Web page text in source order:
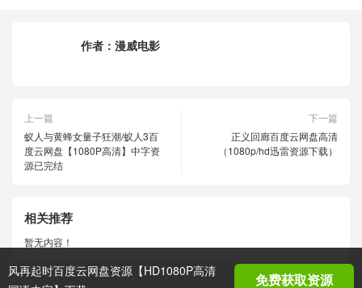
风再起时百度云网盘资源【HD1080P高清
免费获取资源
作者： 漫威电影
上一篇
蚁人与黄蜂女量子狂潮/蚁人3百
度云网盘【1080P高清】中字资
源已完结
下一篇
正义回廊百度云网盘高清
（1080p/hd迅雷资源下载）
相关推荐
暂无内容！